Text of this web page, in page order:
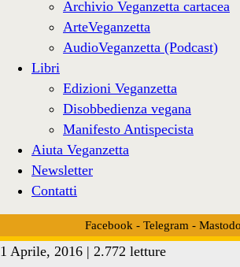
Archivio Veganzetta cartacea
ArteVeganzetta
AudioVeganzetta (Podcast)
Libri
Edizioni Veganzetta
Disobbedienza vegana
Manifesto Antispecista
Aiuta Veganzetta
Newsletter
Contatti
Facebook - Telegram -
1 Aprile, 2016 | 2.772 letture